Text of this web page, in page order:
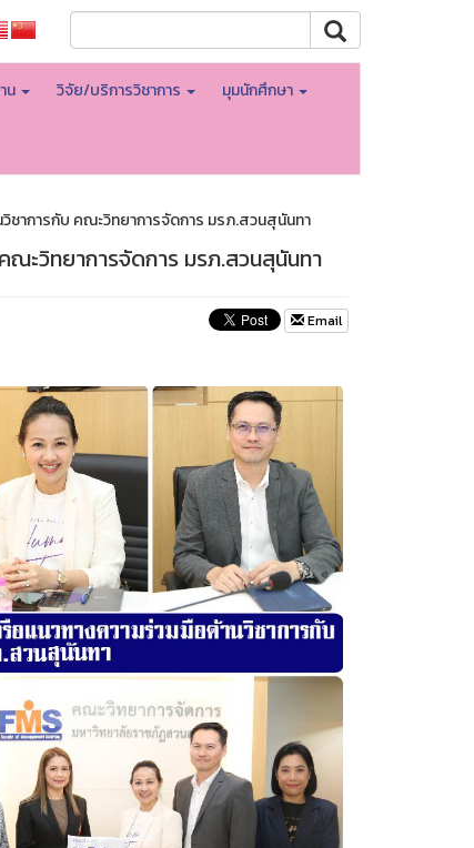
น วิจัย/บริการวิชาการ มุมนักศึกษา
ชาการกับ คณะวิทยาการจัดการ มรภ.สวนสุนันทา
ะวิทยาการจัดการ มรภ.สวนสุนันทา
Email